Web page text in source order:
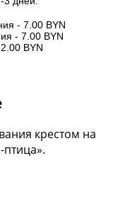
- 7.00 BYN
- 7.00 BYN
BYN
крестом на